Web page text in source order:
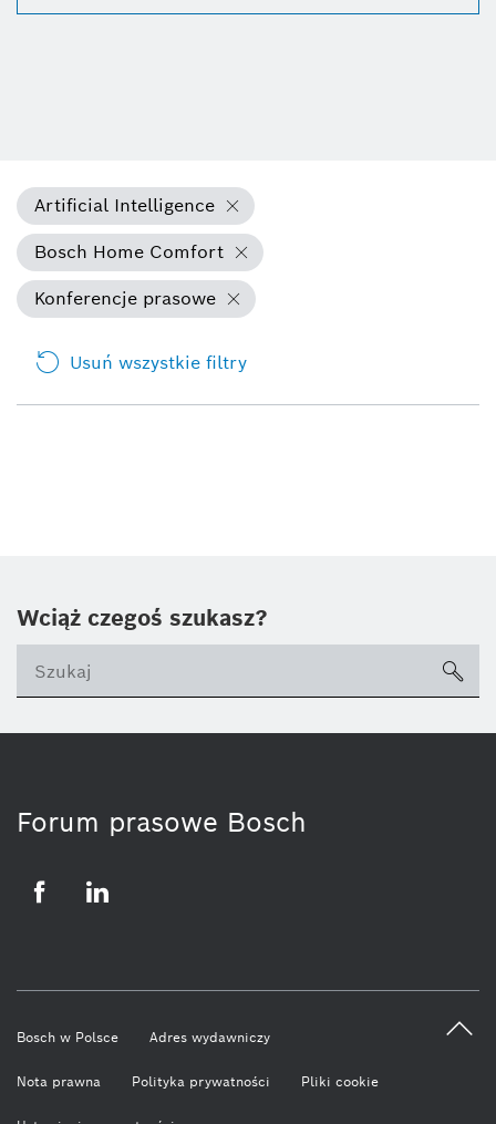
Artificial Intelligence
Bosch Home Comfort
Konferencje prasowe
Usuń wszystkie filtry
Wciąż czegoś szukasz?
Forum prasowe Bosch
Bosch w Polsce Adres wydawniczy
Nota prawna Polityka prywatności Pliki cookie